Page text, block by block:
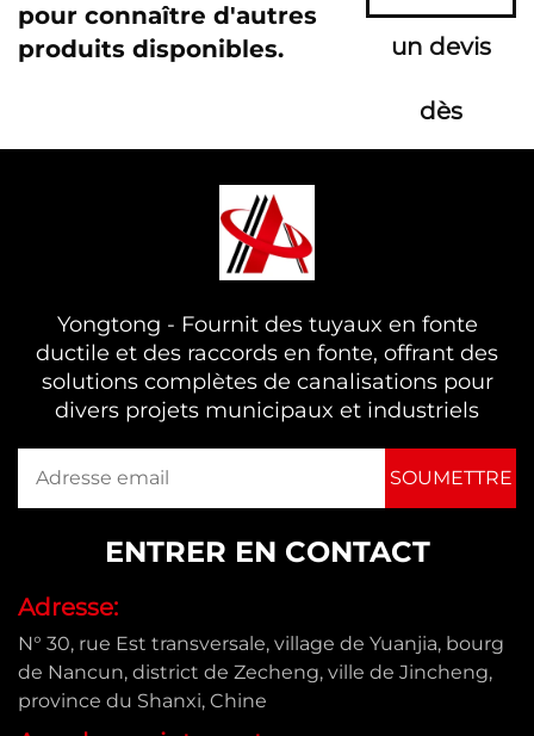
pour connaître d'autres
produits disponibles.
un devis
dès
Yongtong - Fournit des tuyaux en fonte
ductile et des raccords en fonte, offrant des
solutions complètes de canalisations pour
divers projets municipaux et industriels
ENTRER EN CONTACT
Adresse:
N° 30, rue Est transversale, village de Yuanjia, bourg
de Nancun, district de Zecheng, ville de Jincheng,
province du Shanxi, Chine